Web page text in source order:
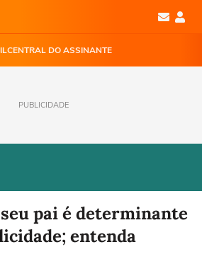
CENTRAL DO ASSINANTE
PUBLICIDADE
pai é determinante
entenda